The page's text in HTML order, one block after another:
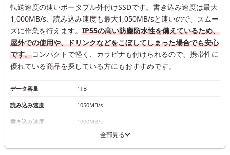
転送速度の速いポータブル外付けSSDです。書き込み速度は最大
1,000MB/s、読み込み速度も最大1,050MB/sと速いので、スムー
ズに作業を行えます。 IP55の高い防塵防水性を備えているため、
屋外での使用や、ドリンクなどをこぼしてしまった場合でも安心
です。コンパクトで軽く、カラビナも付けられるので、携帯性に
優れている商品を探している方にもおすすめです。
データ容量 1TB
読み込み速度 1050MB/s
書き込み速度 1000MB/s
全部見る